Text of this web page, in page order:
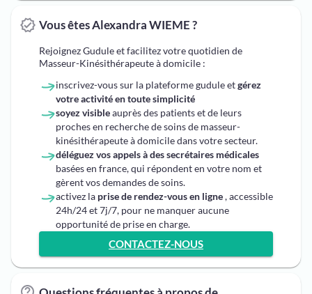
Vous êtes Alexandra WIEME ?
Rejoignez Gudule et facilitez votre quotidien de
Masseur-Kinésithérapeute à domicile :
inscrivez-vous sur la plateforme gudule etgérez
votre activité en toute simplicité
soyez visibleauprès des patients et de leurs
proches en recherche de soins de masseur-
kinésithérapeute à domicile dans votre secteur.
déléguez vos appels à des secrétaires médicales
basées en france, qui répondent en votre nom et
gèrent vos demandes de soins.
activez la prise de rendez-vous en ligne, accessible
24h/24 et 7j/7, pour ne manquer aucune
opportunité de prise en charge.
CONTACTEZ-NOUS